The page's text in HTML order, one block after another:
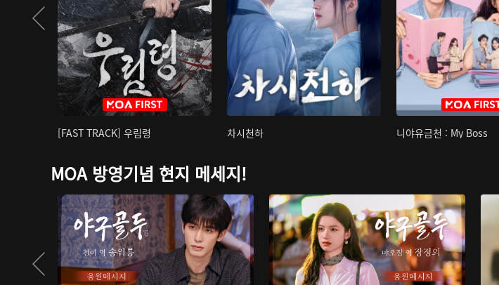
[FAST TRACK] 우림령 차시천하 니야유금천 : My Boss
MOA 방영기념 현지 메세지!